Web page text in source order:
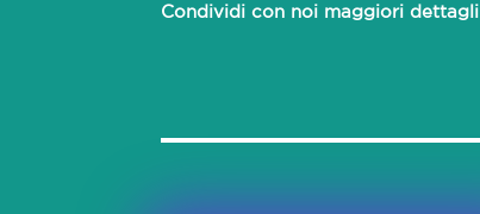
Condividi con noi maggiori dettagli